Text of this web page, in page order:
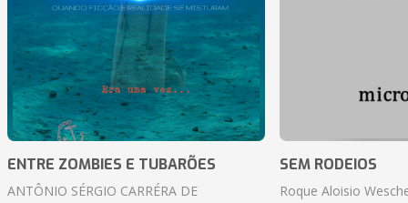
ENTRE ZOMBIES E TUBARÕES
ANTÔNIO SÉRGIO CARRÉRA DE
SEM RODEIOS
Roque Aloisio